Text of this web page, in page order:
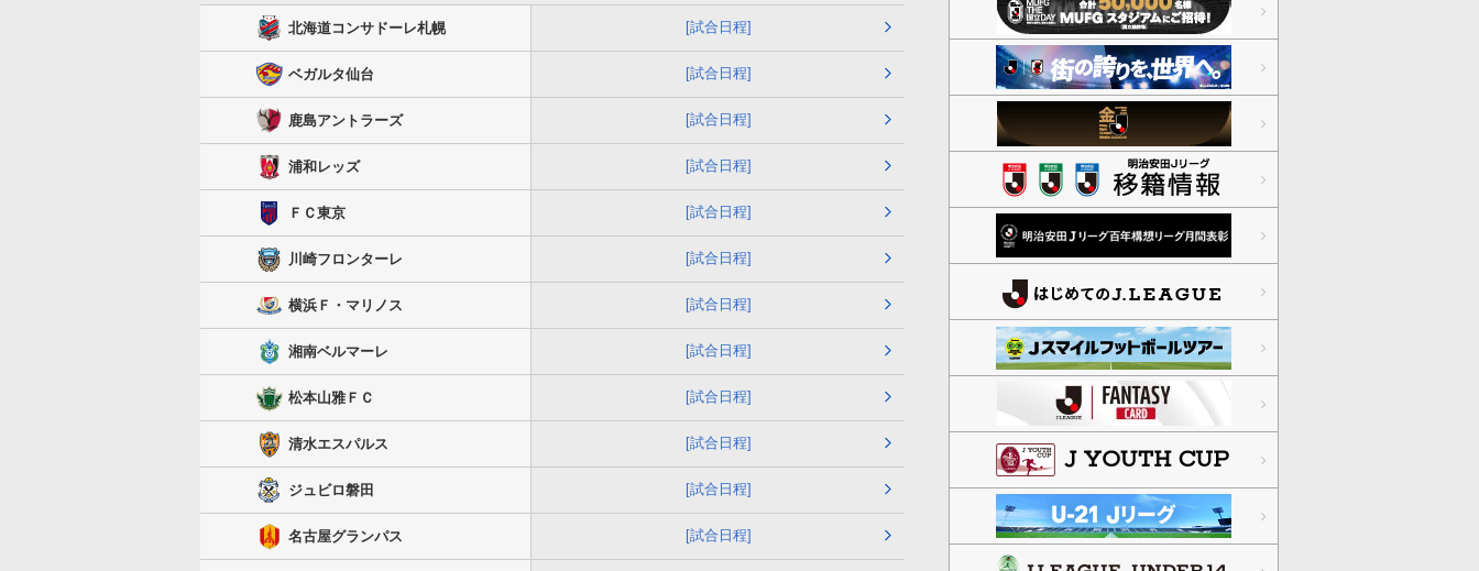
北海道コンサドーレ札幌 [試合日程]
ベガルタ仙台 [試合日程]
鹿島アントラーズ [試合日程]
浦和レッズ [試合日程]
ＦＣ東京 [試合日程]
川崎フロンターレ [試合日程]
横浜Ｆ・マリノス [試合日程]
湘南ベルマーレ [試合日程]
松本山雅ＦＣ [試合日程]
清水エスパルス [試合日程]
ジュビロ磐田 [試合日程]
名古屋グランパス [試合日程]